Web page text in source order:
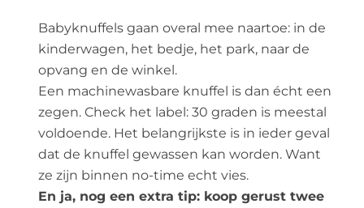
Babyknuffels gaan overal mee naartoe: in de
kinderwagen, het bedje, het park, naar de
opvang en de winkel.
Een machinewasbare knuffel is dan écht een
zegen. Check het label: 30 graden is meestal
voldoende. Het belangrijkste is in ieder geval
dat de knuffel gewassen kan worden. Want
ze zijn binnen no-time echt vies.
En ja, nog een extra tip: koop gerust twee